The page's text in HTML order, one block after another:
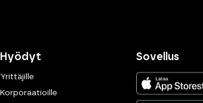
Hyödyt
Yrittäjille
Korporaatioille
Sovellus